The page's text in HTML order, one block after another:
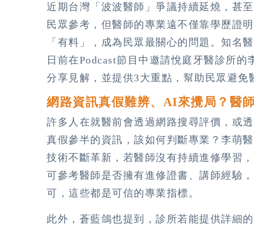
近期台灣「波波醫師」爭議持續延燒，甚
民眾參考，但醫師的專業遠不僅靠學歷證
「有料」，成為民眾最關心的問題。知名
日前在Podcast節目中邀請悅庭牙醫診所
分享見解，並提供3大重點，幫助民眾避免
網路資訊真假難辨、AI來攪局？醫
許多人在就醫前會透過網路搜尋評價，或
真假參半的資訊，該如何判斷專業？李萌
技術不斷革新，若醫師沒有持續進修學習
可參考醫師是否擁有進修證書、講師經驗
可，這些都是可信的專業指標。
此外，蒼藍鴿也提到，診所若能提供詳細